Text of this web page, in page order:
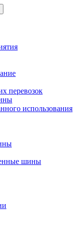
перевозок
использования
шины